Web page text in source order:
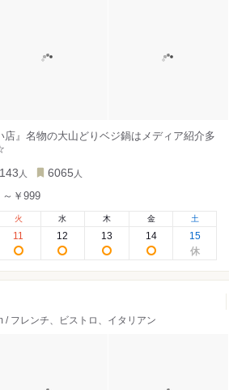
店』名物の大山どりベジ鍋はメディア紹介多
143 人 6065 人
～￥999
火
11
水
12
木
13
金
14
土
15
/ フレンチ、ビストロ、イタリアン